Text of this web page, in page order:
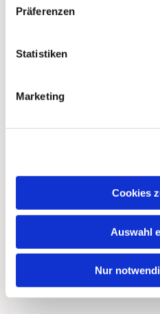
Präferenzen
Statistiken
Marketing
Cookies
Auswahl
Nur